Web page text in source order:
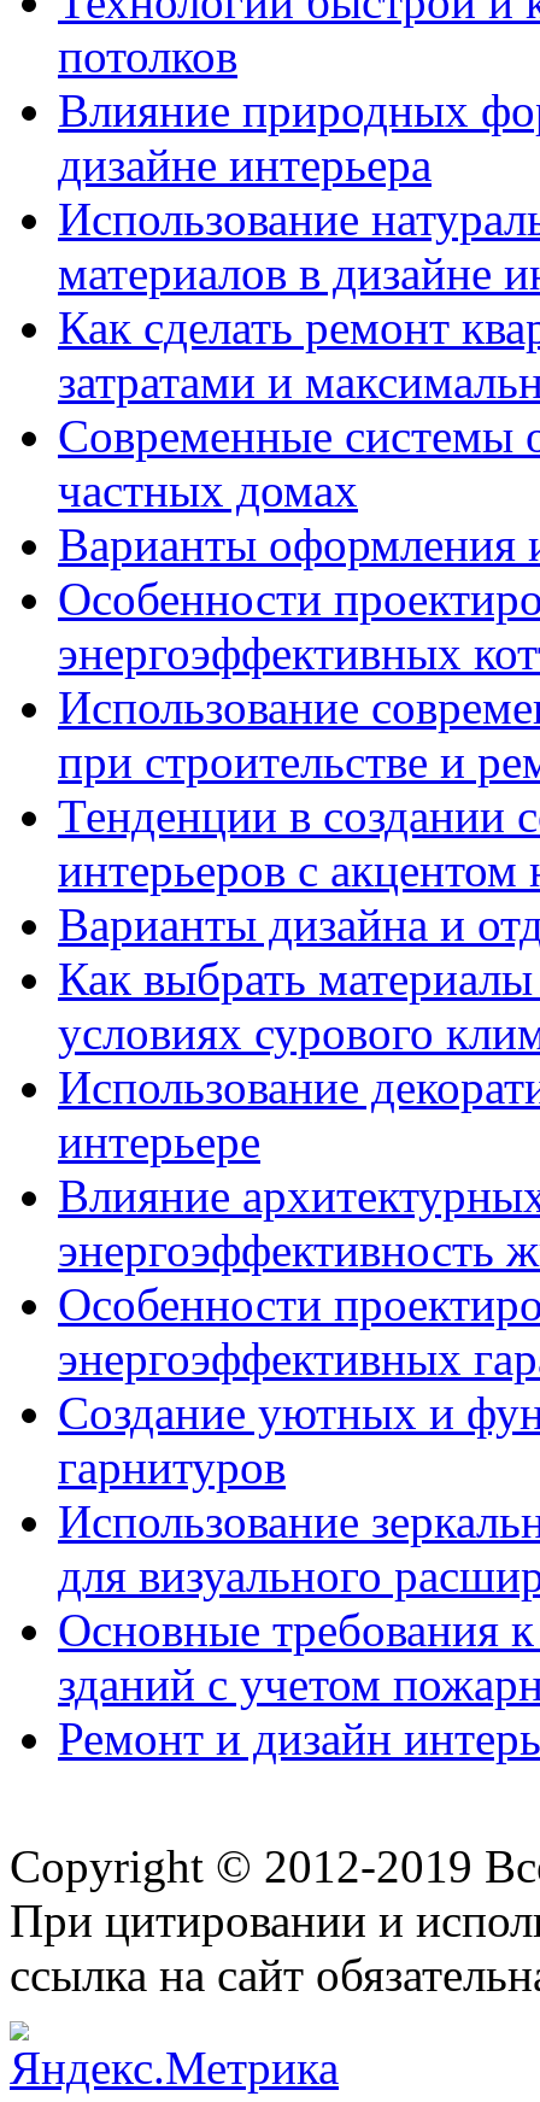
потолков
Влияние природных
дизайне интерьера
Использование
материалов в дизайне
Как сделать ремонт
затратами и
Современные системы
частных домах
Варианты оформления
Особенности
энергоэффективных
Использование
при строительстве и
Тенденции в создании
интерьеров с акцентом
Варианты дизайна и
Как выбрать
условиях сурового
Использование
интерьере
Влияние
энергоэффективность
Особенности
энергоэффективных
Создание уютных и
гарнитуров
Использование
для визуального
Основные требования
зданий с учетом
Ремонт и дизайн
Copyright © 2012-2019
При цитировании и
ссылка на сайт